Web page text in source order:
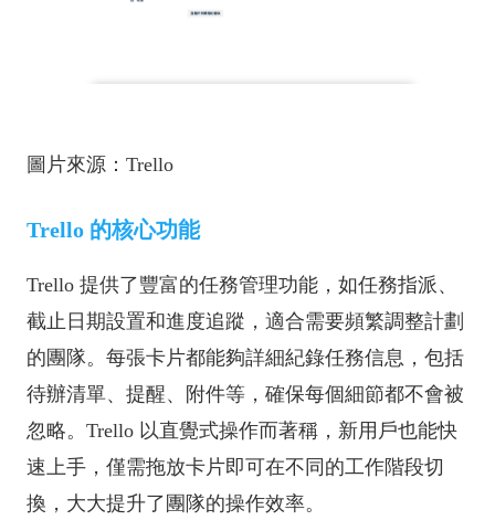
圖片來源：Trello
Trello 的核心功能
Trello 提供了豐富的任務管理功能，如任務指派、
截止日期設置和進度追蹤，適合需要頻繁調整計劃
的團隊。每張卡片都能夠詳細紀錄任務信息，包括
待辦清單、提醒、附件等，確保每個細節都不會被
忽略。Trello 以直覺式操作而著稱，新用戶也能快
速上手，僅需拖放卡片即可在不同的工作階段切
換，大大提升了團隊的操作效率。